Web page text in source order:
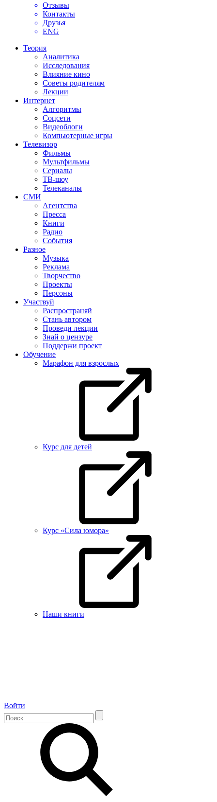
Отзывы
Контакты
Друзья
ENG
Теория
Аналитика
Исследования
Влияние кино
Советы родителям
Лекции
Интернет
Алгоритмы
Соцсети
Видеоблоги
Компьютерные игры
Телевизор
Фильмы
Мультфильмы
Сериалы
ТВ-шоу
Телеканалы
СМИ
Агентства
Пресса
Книги
Радио
События
Разное
Музыка
Реклама
Творчество
Проекты
Персоны
Участвуй
Распространяй
Стань автором
Проведи лекции
Знай о цензуре
Поддержи проект
Обучение
Марафон для взрослых
Курс для детей
Курс «Сила юмора»
Наши книги
Войти